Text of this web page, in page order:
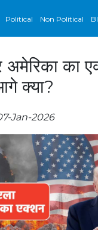
Political Non Political
अमेरिका का
क्या?
Jan-2026